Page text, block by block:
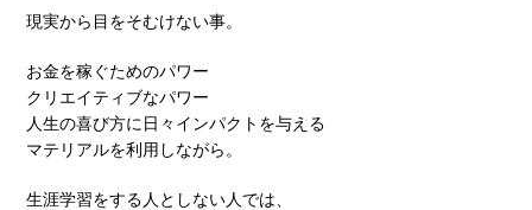
現実から目をそむけない事。
お金を稼ぐためのパワー
クリエイティブなパワー
人生の喜び方に日々インパクトを与える
マテリアルを利用しながら。
生涯学習をする人としない人では、